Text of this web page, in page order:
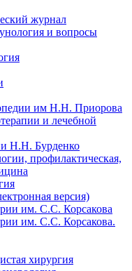
журнал
и вопросы
им Н.Н. Приорова
и лечебной
Н.Н. Бурденко
профилактическая,
версия)
им. С.С. Корсакова
им. С.С. Корсакова.
хирургия